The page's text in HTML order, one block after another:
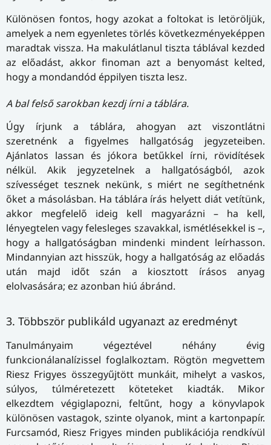
Különösen fontos, hogy azokat a foltokat is letöröljük,
amelyek a nem egyenletes törlés következményeképpen
maradtak vissza. Ha makulátlanul tiszta táblával kezded
az előadást, akkor finoman azt a benyomást kelted,
hogy a mondandód éppilyen tiszta lesz.
A bal felső sarokban kezdj írni a táblára.
Úgy írjunk a táblára, ahogyan azt viszontlátni
szeretnénk a figyelmes hallgatóság jegyzeteiben.
Ajánlatos lassan és jókora betűkkel írni, rövidítések
nélkül. Akik jegyzetelnek a hallgatóságból, azok
szívességet tesznek nekünk, s miért ne segíthetnénk
őket a másolásban. Ha táblára írás helyett diát vetítünk,
akkor megfelelő ideig kell magyarázni – ha kell,
lényegtelen vagy felesleges szavakkal, ismétlésekkel is –,
hogy a hallgatóságban mindenki mindent leírhasson.
Mindannyian azt hisszük, hogy a hallgatóság az előadás
után majd időt szán a kiosztott írásos anyag
elolvasására; ez azonban hiú ábránd.
3. Többször publikáld ugyanazt az eredményt
Tanulmányaim végeztével néhány évig
funkcionálanalízissel foglalkoztam. Rögtön megvettem
Riesz Frigyes össze­gyűj­tött munkáit, mihelyt a vaskos,
súlyos, túlméretezett köteteket kiadták. Mikor
elkezdtem végiglapozni, feltűnt, hogy a könyvlapok
különösen vastagok, szinte olyanok, mint a kartonpapír.
Furcsamód, Riesz Frigyes minden publikációja rendkívül